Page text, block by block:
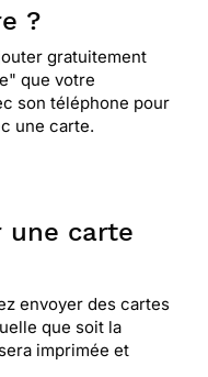
?
gratuitement
que votre
son téléphone pour
une carte.
carte
envoyer des cartes
que soit la
imprimée et